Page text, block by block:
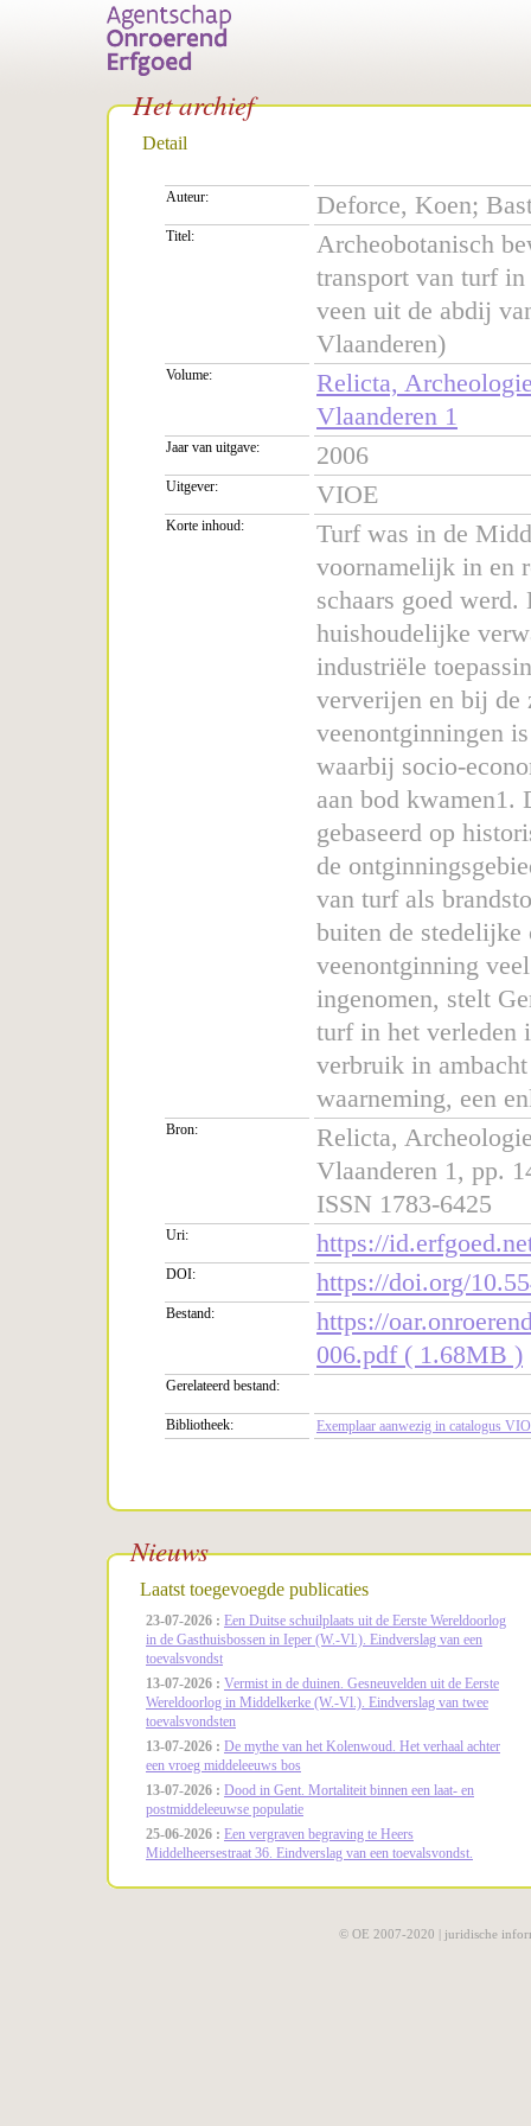
Het archief
Detail
Auteur: Deforce, Koen;
Titel:
Archeobotanisch
transport van turf
veen uit de abdij
Vlaanderen)
Volume:
Relicta,
Vlaanderen 1
Jaar van uitgave: 2006
Uitgever: VIOE
Korte inhoud:
Turf was in de
voornamelijk in en
schaars goed
huishoudelijke
industriële
ververijen en bij de
veenontginningen
waarbij socio-
aan bod kwamen1.
gebaseerd op
de
van turf als
buiten de
veenontginning
ingenomen, stelt
turf in het verleden
verbruik in
waarneming, een
Bron:
Relicta,
Vlaanderen 1, pp.
ISSN 1783-6425
Uri: https://
DOI: https://doi.org/
Bestand:
https://
006.pdf ( 1.68MB )
Gerelateerd bestand:
Bibliotheek: Exemplaar aanwezig in catalogus
Nieuws
Laatst toegevoegde publicaties
23-07-2026 : Een Duitse schuilplaats uit de Eerste Wereldoorlog
in de Gasthuisbossen in Ieper (W.-Vl.). Eindverslag van een
toevalsvondst
13-07-2026 : Vermist in de duinen. Gesneuvelden uit de Eerste
Wereldoorlog in Middelkerke (W.-Vl.). Eindverslag van twee
toevalsvondsten
13-07-2026 : De mythe van het Kolenwoud. Het verhaal achter
een vroeg middeleeuws bos
13-07-2026 : Dood in Gent. Mortaliteit binnen een laat- en
postmiddeleeuwse populatie
25-06-2026 : Een vergraven begraving te Heers
Middelheersestraat 36. Eindverslag van een toevalsvondst.
© OE 2007-2020 | juridische